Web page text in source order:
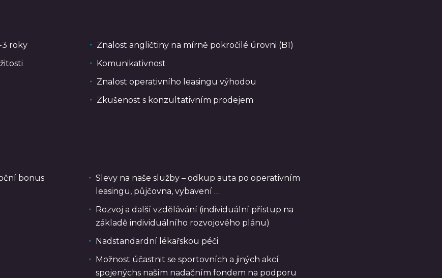
3 roky
Znalost angličtiny na mírně pokročilé úrovni (B1)
Komunikativnost
Znalost operativního leasingu výhodou
Zkušenost s konzultativním prodejem
bonus
Slevy na naše služby – odkup auta po operativním
leasingu, půjčovna, vybavení …
Rozvoj a další vzdělávání (individuální přístup na
základě individuálního rozvojového plánu)
Nadstandardní lékařskou péči
Možnost účastnit se sportovních a jiných akcí
spojenýchs naším nadačním fondem na podporu